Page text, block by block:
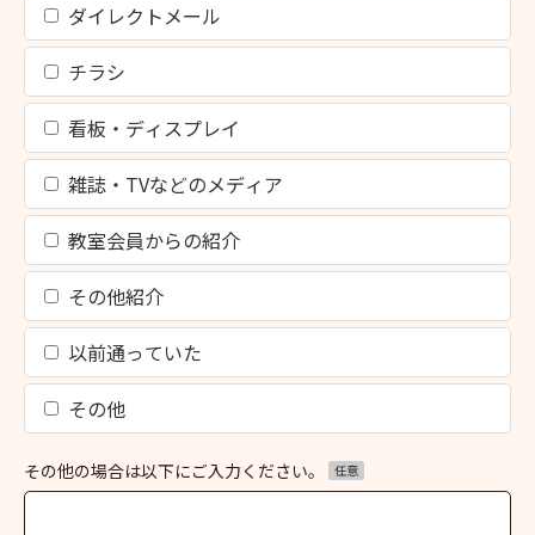
ダイレクトメール
チラシ
看板・ディスプレイ
雑誌・TVなどのメディア
教室会員からの紹介
その他紹介
以前通っていた
その他
その他の場合は以下にご入力ください。 任意